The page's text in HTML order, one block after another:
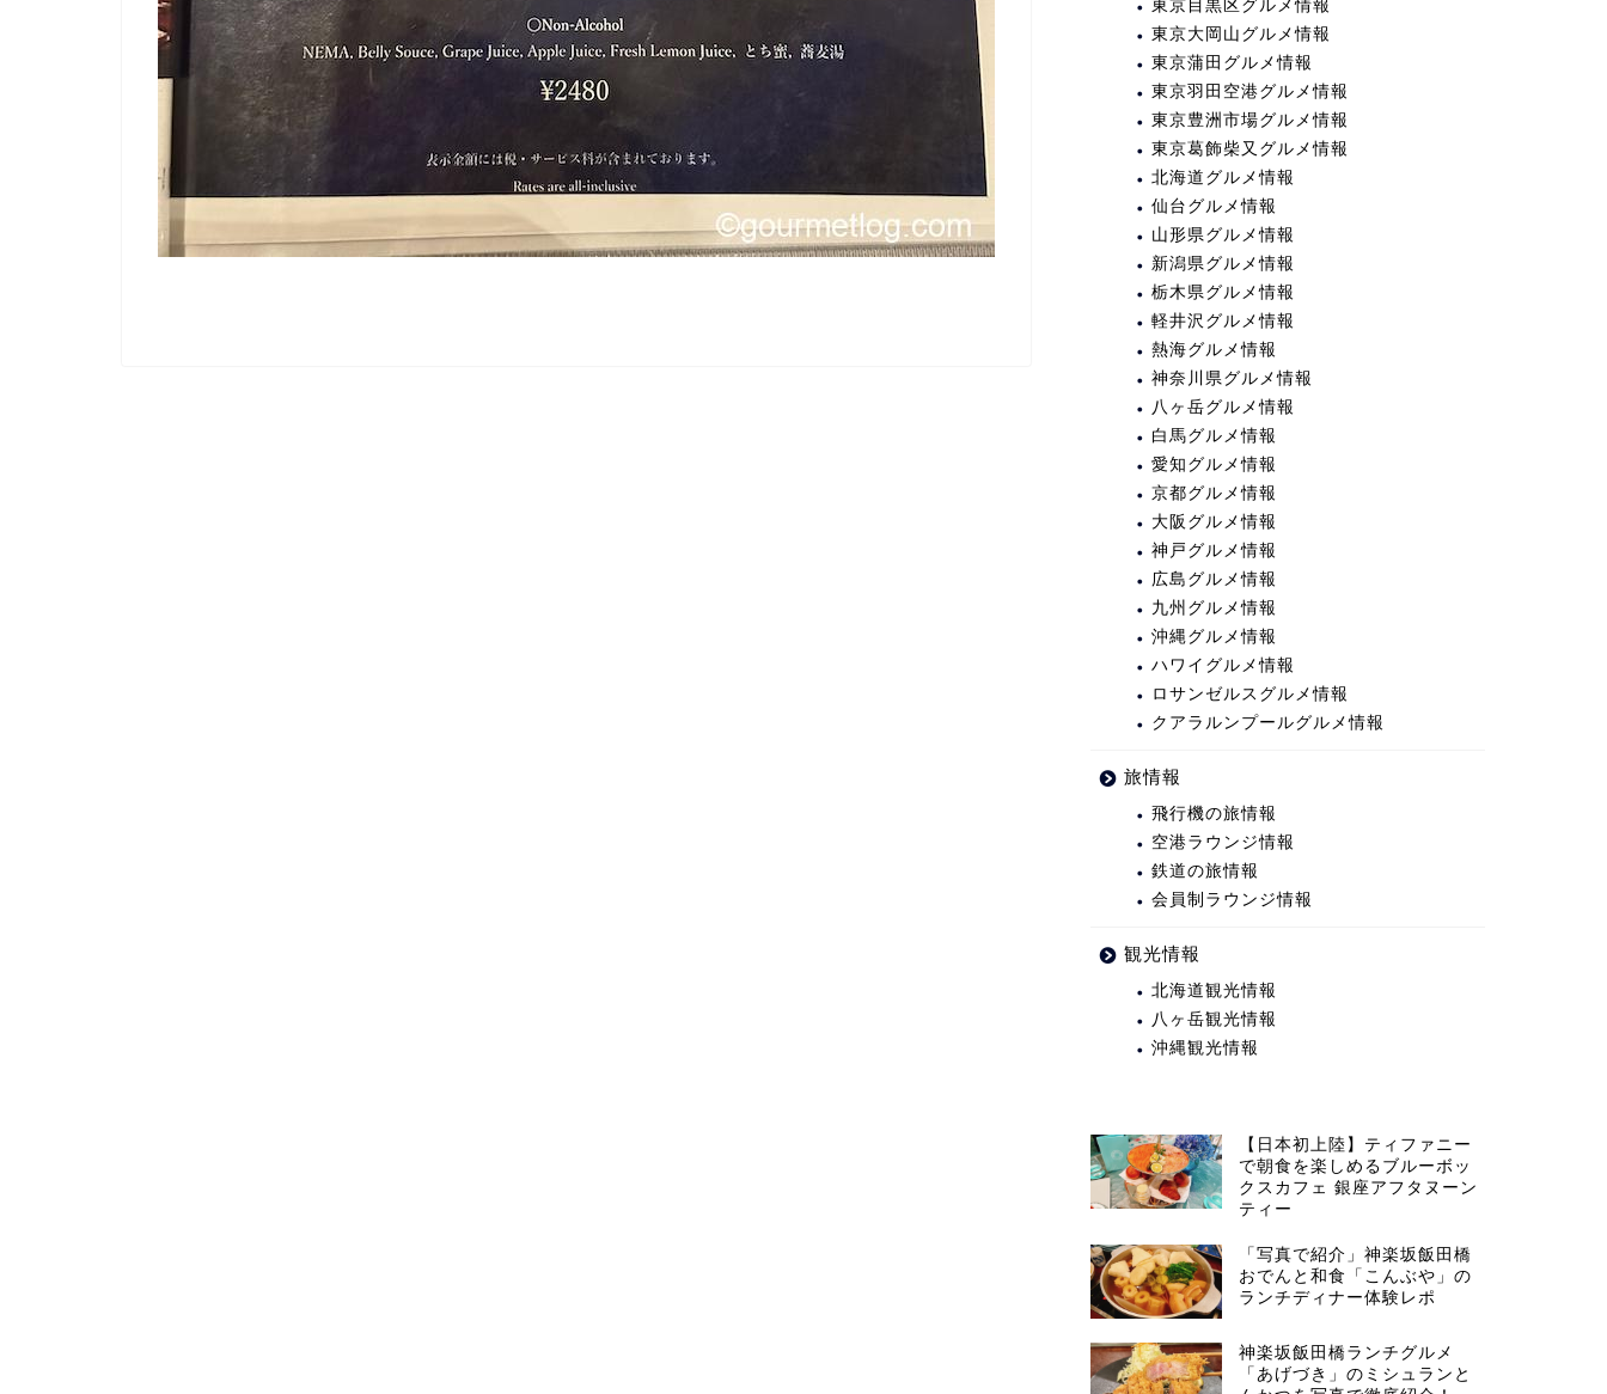
東京目黒区グルメ情報
東京大岡山グルメ情報
東京蒲田グルメ情報
東京羽田空港グルメ情報
東京豊洲市場グルメ情報
東京葛飾柴又グルメ情報
北海道グルメ情報
仙台グルメ情報
山形県グルメ情報
新潟県グルメ情報
栃木県グルメ情報
軽井沢グルメ情報
熱海グルメ情報
神奈川県グルメ情報
八ヶ岳グルメ情報
白馬グルメ情報
愛知グルメ情報
京都グルメ情報
大阪グルメ情報
神戸グルメ情報
広島グルメ情報
九州グルメ情報
沖縄グルメ情報
ハワイグルメ情報
ロサンゼルスグルメ情報
クアラルンプールグルメ情報
旅情報
飛行機の旅情報
空港ラウンジ情報
鉄道の旅情報
会員制ラウンジ情報
観光情報
北海道観光情報
八ヶ岳観光情報
沖縄観光情報
【日本初上陸】ティファニー
で朝食を楽しめるブルーボッ
クスカフェ 銀座アフタヌーン
ティー
「写真で紹介」神楽坂飯田橋
おでんと和食「こんぶや」の
ランチディナー体験レポ
神楽坂飯田橋ランチグルメ
「あげづき」のミシュランと